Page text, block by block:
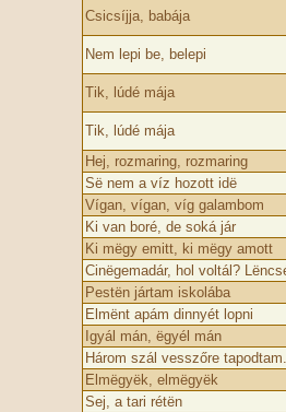
Csicsíjja, babája
Nem lepi be, belepi
Tik, lúdé mája
Tik, lúdé mája
Hej, rozmaring, rozmaring
Së nem a víz hozott idë
Vígan, vígan, víg galambom
Ki van boré­, de soká jár
Ki mëgy emitt, ki mëgy amott
Cinëgemadár, hol voltál?
Pestën jártam iskolába
Elmënt apám dinnyét lopni
Igyál mán, ëgyél mán
Három szál vesszőre tapodtam.
Elmëgyëk, elmëgyëk
Sej, a tari rétën